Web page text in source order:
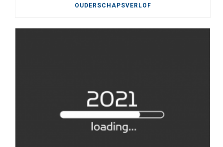
OUDERSCHAPSVERLOF